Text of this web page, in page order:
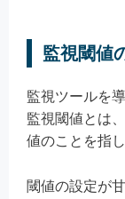
監視閾値
監視ツールを
監視閾値とは
値のことを指し
閾値の設定が